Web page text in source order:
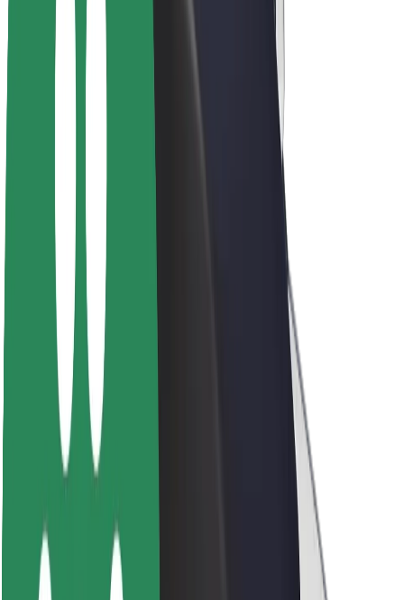
Ingresos de repartidor
Comercios de Bolt Food
Sostenibilidad en Bolt
Project Zero
Blog
Sala de prensa
Directrices de la marca
Misión
Relación con inversores
Liderazgo
Medios
Fondo Urbano